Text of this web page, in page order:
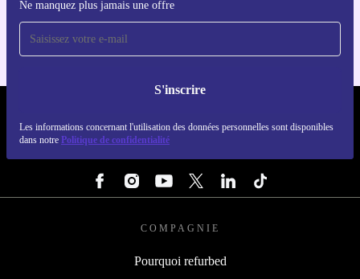
Ne manquez plus jamais une offre
S'inscrire
Les informations concernant l'utilisation des données personnelles sont disponibles
dans notre Politique de confidentialité
Pour iOS et Android
COMPAGNIE
Pourquoi refurbed